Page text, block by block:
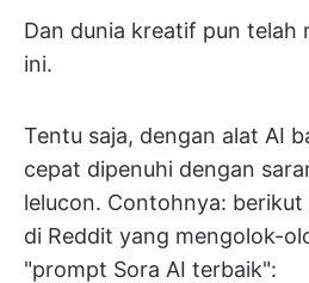
Dan dunia kreatif pun telah
ini.
Tentu saja, dengan alat AI
cepat dipenuhi dengan
lelucon. Contohnya:
di Reddit yang mengolok-
"prompt Sora AI terbaik":